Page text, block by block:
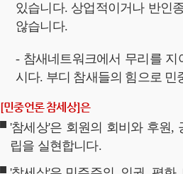
있습니다. 상업적이거나 반인
않습니다.
- 참새네트워크에서 무리를
시다. 부디 참새들의 힘으로 민
[민중언론 참세상]은
'참세상'은 회원의 회비와 후원,
립을 실현합니다.